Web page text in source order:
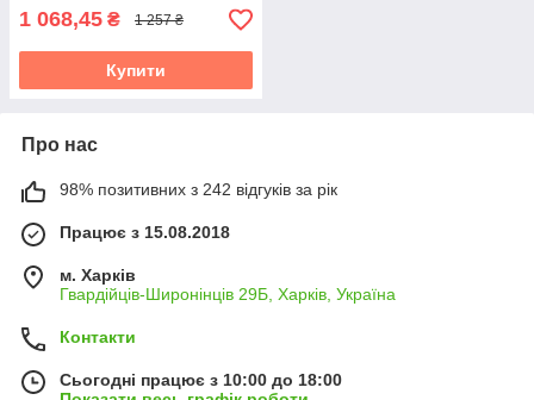
1 068,45 ₴ 1 257 ₴
Купити
Про нас
98% позитивних з 242 відгуків за рік
Працює з 15.08.2018
м. Харків
Гвардійців-Широнінців 29Б, Харків, Україна
Контакти
Сьогодні працює з 10:00 до 18:00